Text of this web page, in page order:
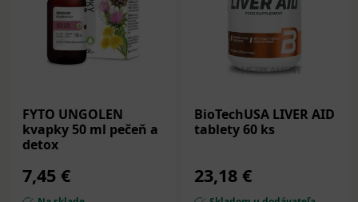
FYTO UNGOLEN
kvapky 50 ml pečeň a
detox
7,45 €
BioTechUSA LIVER AID
tablety 60 ks
23,18 €